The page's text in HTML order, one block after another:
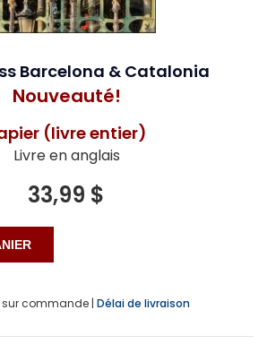
Barcelona & Catalonia
Nouveauté!
(livre entier)
Livre en anglais
33,99 $
sur commande | Délai de livraison